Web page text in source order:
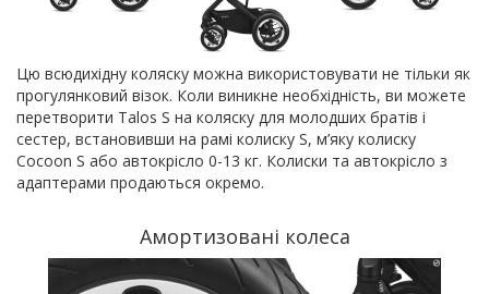
Цю всюдихідну коляску можна використовувати не тільки як
прогулянковий візок. Коли виникне необхідність, ви можете
перетворити Talos S на коляску для молодших братів і
сестер, встановивши на рамі колиску S, м’яку колиску
Cocoon S або автокрісло 0-13 кг. Колиски та автокрісло з
адаптерами продаються окремо.
Амортизовані колеса